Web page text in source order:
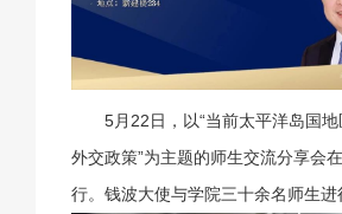
5月22日，以“当前太平洋岛国
外交政策”为主题的师生交流分享会
行。钱波大使与学院三十余名师生进